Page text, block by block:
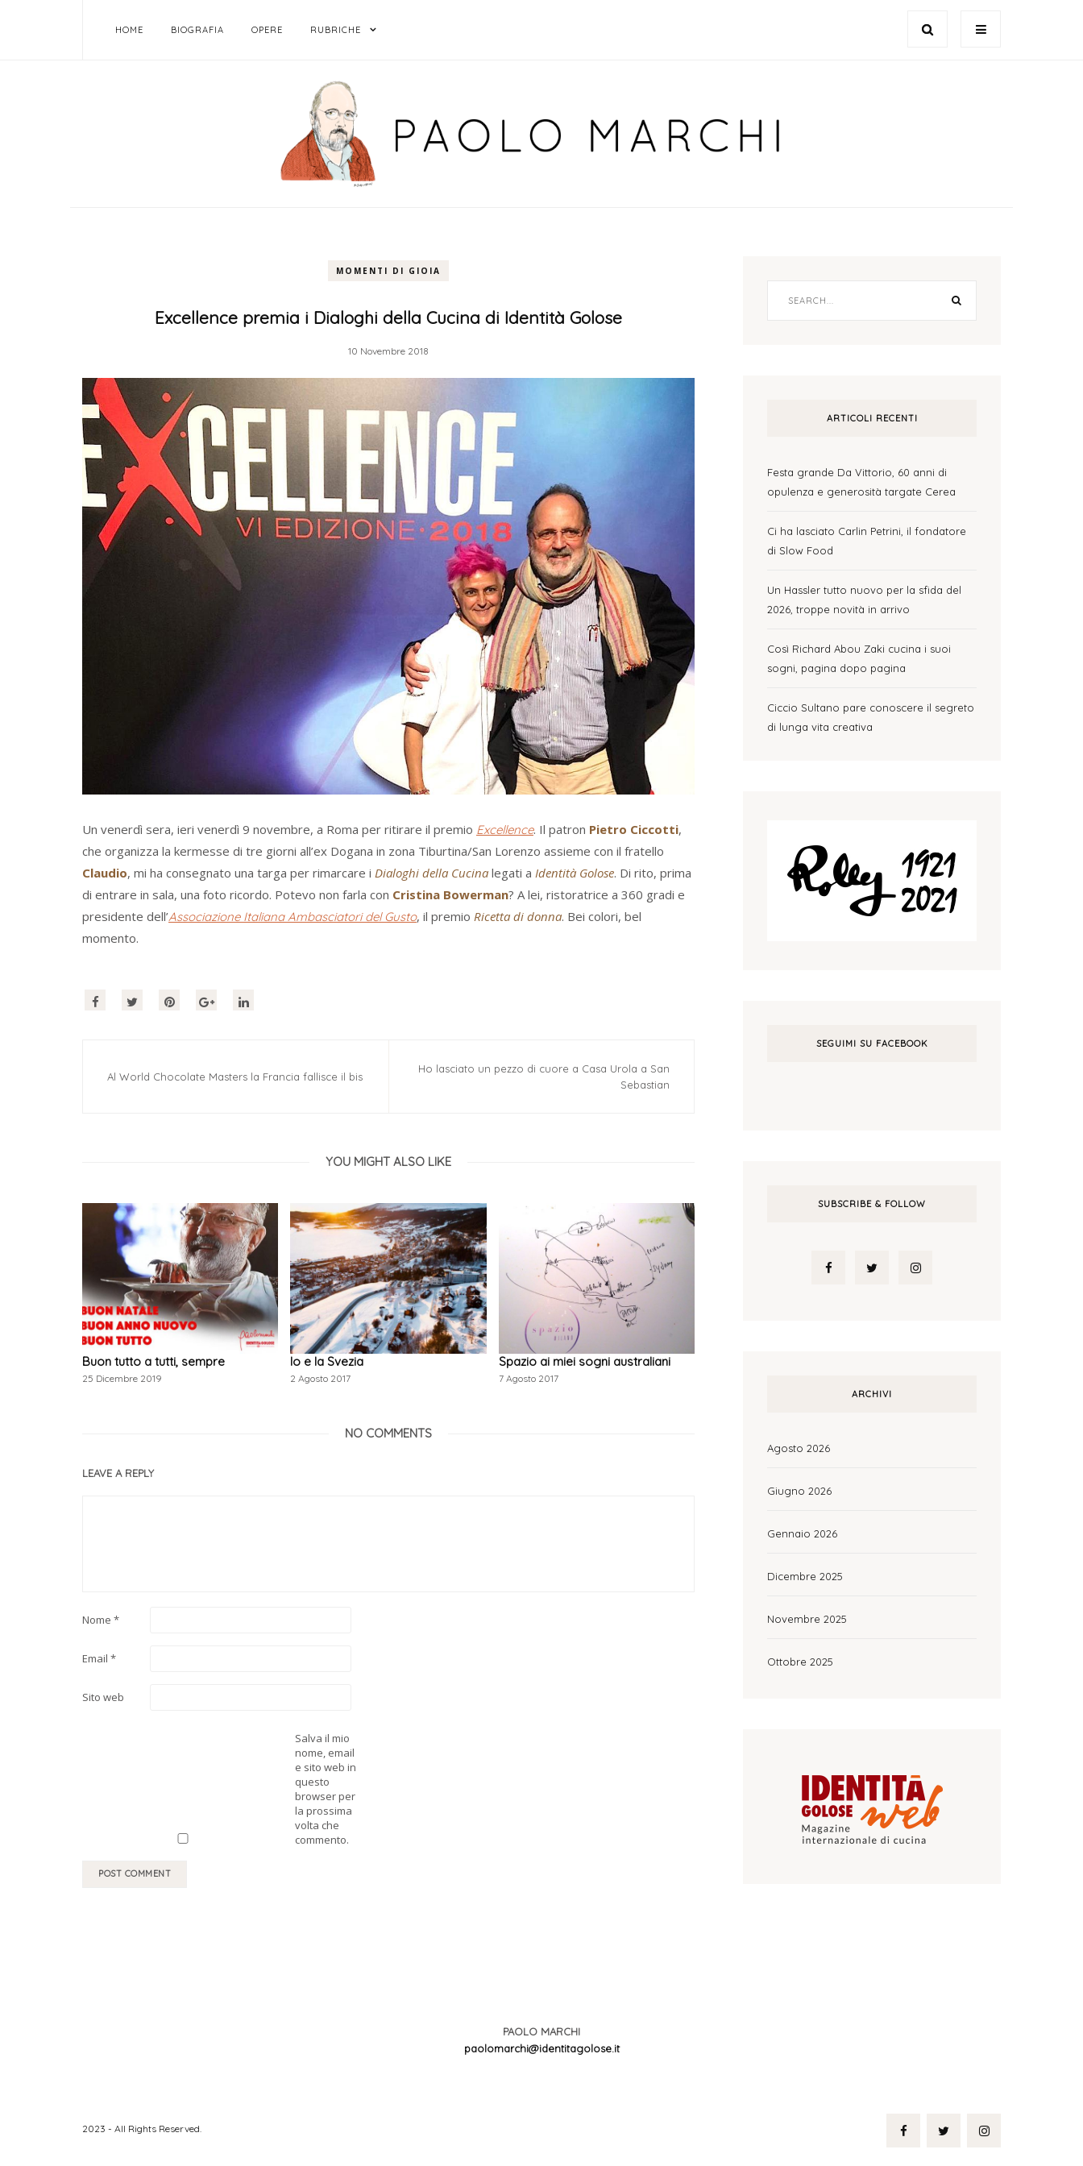
HOME BIOGRAFIA OPERE RUBRICHE
MOMENTI DI GIOIA
Excellence premia i Dialoghi della Cucina di Identità Golose
10 Novembre 2018
Un venerdì sera, ieri venerdì 9 novembre, a Roma per ritirare il premio Excellence. Il patron Pietro Ciccotti,
che organizza la kermesse di tre giorni all’ex Dogana in zona Tiburtina/San Lorenzo assieme con il fratello
Claudio, mi ha consegnato una targa per rimarcare i Dialoghi della Cucina legati a Identità Golose. Di rito, prima
di entrare in sala, una foto ricordo. Potevo non farla con Cristina Bowerman? A lei, ristoratrice a 360 gradi e
presidente dell’Associazione Italiana Ambasciatori del Gusto, il premio Ricetta di donna. Bei colori, bel
momento.
Al World Chocolate Masters la Francia fallisce il bis
Ho lasciato un pezzo di cuore a Casa Urola a San
Sebastian
YOU MIGHT ALSO LIKE
Buon tutto a tutti, sempre
25 Dicembre 2019
Io e la Svezia
2 Agosto 2017
Spazio ai miei sogni australiani
7 Agosto 2017
NO COMMENTS
LEAVE A REPLY
Nome *
Email *
Sito web
Salva il mio
nome, email
e sito web in
questo
browser per
la prossima
volta che
commento.
ARTICOLI RECENTI
Festa grande Da Vittorio, 60 anni di
opulenza e generosità targate Cerea
Ci ha lasciato Carlin Petrini, il fondatore
di Slow Food
Un Hassler tutto nuovo per la sfida del
2026, troppe novità in arrivo
Così Richard Abou Zaki cucina i suoi
sogni, pagina dopo pagina
Ciccio Sultano pare conoscere il segreto
di lunga vita creativa
SEGUIMI SU FACEBOOK
SUBSCRIBE & FOLLOW
ARCHIVI
Agosto 2026
Giugno 2026
Gennaio 2026
Dicembre 2025
Novembre 2025
Ottobre 2025
PAOLO MARCHI
paolomarchi@identitagolose.it
2023 - All Rights Reserved.